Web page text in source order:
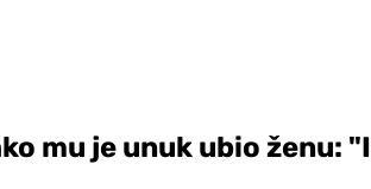
mu je unuk ubio ženu: